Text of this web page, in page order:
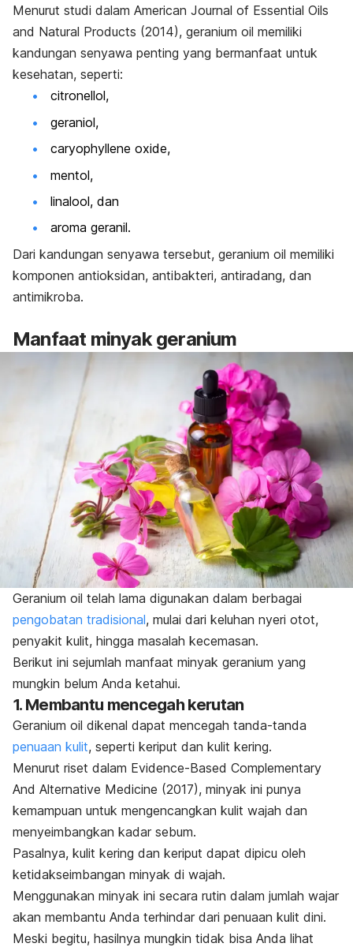
Menurut studi dalam American Journal of Essential Oils
and Natural Products (2014), geranium oil memiliki
kandungan senyawa penting yang bermanfaat untuk
kesehatan, seperti:
citronellol,
geraniol,
caryophyllene oxide,
mentol,
linalool, dan
aroma geranil.
Dari kandungan senyawa tersebut, geranium oil memiliki
komponen antioksidan, antibakteri, antiradang, dan
antimikroba.
Manfaat minyak geranium
Geranium oil telah lama digunakan dalam berbagai
pengobatan tradisional, mulai dari keluhan nyeri otot,
penyakit kulit, hingga masalah kecemasan.
Berikut ini sejumlah manfaat minyak geranium yang
mungkin belum Anda ketahui.
1. Membantu mencegah kerutan
Geranium oil dikenal dapat mencegah tanda-tanda
penuaan kulit, seperti keriput dan kulit kering.
Menurut riset dalam Evidence-Based Complementary
And Alternative Medicine (2017), minyak ini punya
kemampuan untuk mengencangkan kulit wajah dan
menyeimbangkan kadar sebum.
Pasalnya, kulit kering dan keriput dapat dipicu oleh
ketidakseimbangan minyak di wajah.
Menggunakan minyak ini secara rutin dalam jumlah wajar
akan membantu Anda terhindar dari penuaan kulit dini.
Meski begitu, hasilnya mungkin tidak bisa Anda lihat